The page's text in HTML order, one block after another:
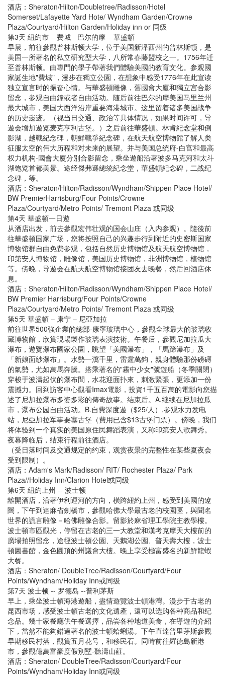
酒店：Sheraton/Hilton/Doubletree/Radisson/Hotel
Somerset/Lafayette Yard Hote/ Wyndham Garden/Crowne
Plaza/Courtyard/Hilton Garden/Holiday inn or 同级
第3天 紐約市 – 费城 - 巴尔的摩 – 華盛頓
早晨，前往參觀普林斯顿大学，位于美国新泽西州的普林斯顿，是
美国一所著名的私立研究型大学，八所常春藤盟校之一。1756年迁
至普林斯顿。由專門的學子帶著我們體驗美國的教育文化。参观國
家誕生地"費城"，漫步在獨立公園，在想象中感受1776年在此宣读
独立宣言时的振奋心情。与華盛頓雕像，舊國會大廈和獨立宫合影
留念，参观自由鐘或者自由活动。随后前往巴尔的摩美国马里兰州
最大城市，美国大西洋沿岸重要海港城市。这里留着诸多美国战争
的历史遗迹。（视当日交通、政治等具体情况，如果时间许可，导
遊会增加遊览麦克亨利古堡。）之后前往華盛頓。林肯紀念堂和倒
影湖，越戰紀念碑，朝鮮戰爭紀念碑，在航天航空博物館了解人类
征服太空的伟大历程和对未来的展望。并与美国总统府-白宫和最高
权力机构-國會大廈分別合影留念，乘坐遊船沿著波多马克河和太斗
湖饱览首都美景。途经傑弗遜總統紀念堂，華盛頓紀念碑，二战纪
念碑，等。
酒店：Sheraton/Hilton/Radisson/Wyndham/Shippen Place Hotel/
BW PremierHarrisburg/Four Points/Crowne
Plaza/Courtyard/Metro Points/ Tremont Plaza 或同级
第4天 華盛頓一日遊
从酒店出发，前去參觀宏伟壮观的国会山庄（入内参观）。隨後前
往華盛頓国家广场，您将按照自己的兴趣步行到附近的史密斯国家
博物馆群自由免费参观，包括自然历史博物馆及航天航空博物馆，
印第安人博物馆，雕像馆，美国历史博物馆，非洲博物馆，植物馆
等。傍晚，导遊会在航天航空博物馆接团友去晚餐，然后回酒店休
息。
酒店：Sheraton/Hilton/Radisson/Wyndham/Shippen Place Hotel/
BW Premier Harrisburg/Four Points/Crowne
Plaza/Courtyard/Metro Points/ Tremont Plaza 或同级
第5天 華盛頓 – 康宁 – 尼亞加拉
前往世界500強企業的總部-康寧玻璃中心，參觀全球最大的玻璃收
藏博物館，欣賞現場製作玻璃表演技術。午餐后，參觀尼加拉瓜大
瀑布，遊覽瀑布國家公園，眺望「美國瀑布」，「馬蹄瀑布」及
「新娘面紗瀑布」。水勢一瀉千里，雷霆萬鈞，親身體驗那份磅礡
的氣勢，尤如萬馬奔騰。搭乘著名的"霧中少女"號遊船（冬季關閉）
穿梭于波濤起伏的瀑布間，水花迎面扑來，刺激緊張，更添加一份
震撼力。回到訪客中心觀看Imax電影，投資1千五百萬的電影向您描
述了尼加拉瀑布多姿多彩的傳奇故事。结束后。A.继续在尼加拉瓜
市，瀑布公园自由活动。B.自費深度遊（$25/人）,参观水力发电
站，尼亞加拉军事要塞古堡（費用已含$13古堡门票）。傍晚，我们
将体验到一个真实的美国原住民舞蹈表演，又称印第安人歌舞秀。
夜幕降临后，结束行程前往酒店。
（受日落时间及交通规定的约束，观赏夜景的完整性在某些夏夜会
受到限制）。
酒店：Adam's Mark/Radisson/ RIT/ Rochester Plaza/ Park
Plaza//Holiday Inn/Clarion Hotel或同级
第6天 紐約上州 -- 波士顿
離開酒店，沿著伊利運河的方向，橫跨紐約上州，感受到美國的遼
闊，下午到達麻省劍橋市，參觀哈佛大學最古老的校園區，與聞名
世界的謊言雕像－哈佛雕像合影。留影於麻省理工學院主教學樓。
波士頓市區觀光，停留在古老的三一大教堂和漢考克摩天大樓前的
廣場拍照留念，途徑波士頓公園、天鵝湖公園、普天壽大樓，波士
頓圖書館，金色圓頂的州議會大樓。晚上享受極富盛名的新鮮龍蝦
大餐。
酒店：Sheraton/ DoubleTree/Radisson/Courtyard/Four
Points/Wyndham/Holiday Inn或同级
第7天 波士顿 -- 罗德岛 --普利茅斯
早上，乘坐波士頓海港遊船，盡情遊覽波士頓港灣。漫步于古老的
昆西市场，感受波士頓古老的文化遺產，還可以选购各种商品和纪
念品。幾十家餐廳供午餐選擇，品尝各种地道美食，在導遊的介紹
下，當然不能夠錯過著名的波士頓蛤蜊湯。下午直達普里茅斯參觀
早期移民村落，觀賞五月花号，和移民石。同時前往羅德島新港
市，參觀億萬富豪度假別墅-聽濤山莊。
酒店：Sheraton/ DoubleTree/Radisson/Courtyard/Four
Points/Wyndham/Holiday Inn或同级